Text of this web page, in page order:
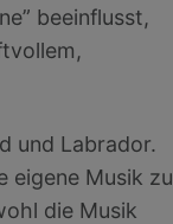
beeinflusst,
und Labrador.
eigene Musik zu
die Musik